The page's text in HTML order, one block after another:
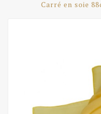
Carré en soie